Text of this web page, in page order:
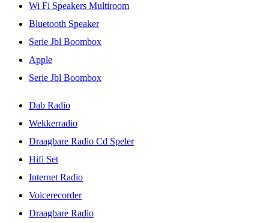
Wi Fi Speakers Multiroom
Bluetooth Speaker
Serie Jbl Boombox
Apple
Serie Jbl Boombox
Dab Radio
Wekkerradio
Draagbare Radio Cd Speler
Hifi Set
Internet Radio
Voicerecorder
Draagbare Radio